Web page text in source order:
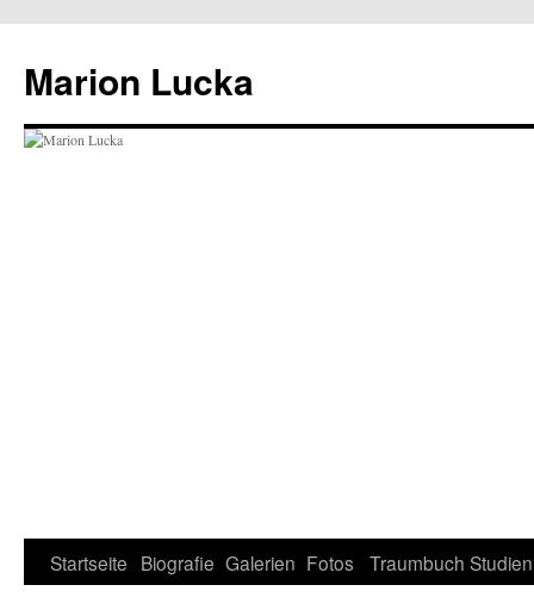
Marion Lucka
Zum
Startseite Biografie Galerien Fotos Traumbuch Studien